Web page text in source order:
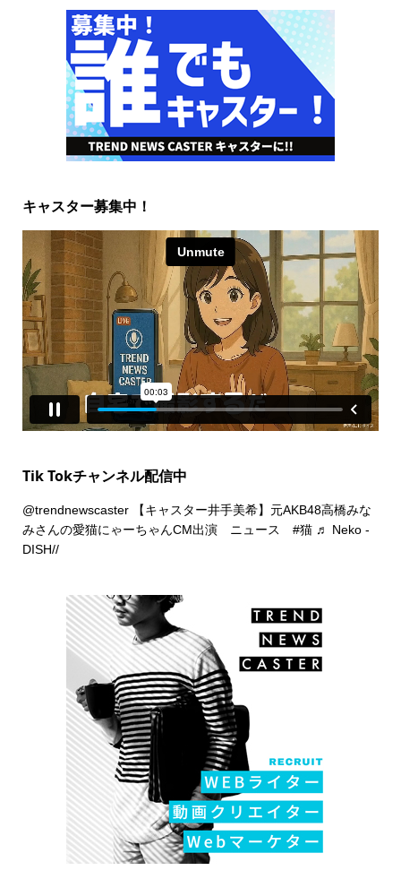
キャスター募集中！
Tik Tokチャンネル配信中
@trendnewscaster【キャスター井手美希】元AKB48高橋みな
みさんの愛猫にゃーちゃんCM出演 ニュース #猫 ♬ Neko -
DISH//